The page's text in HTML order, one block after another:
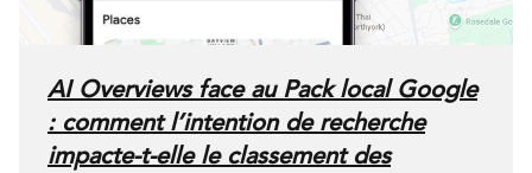
AI Overviews face au Pack local Google
: comment l’intention de recherche
impacte-t-elle le classement des